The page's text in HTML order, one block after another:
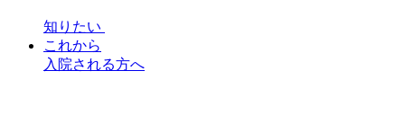
知りたい
これから
入院される方へ